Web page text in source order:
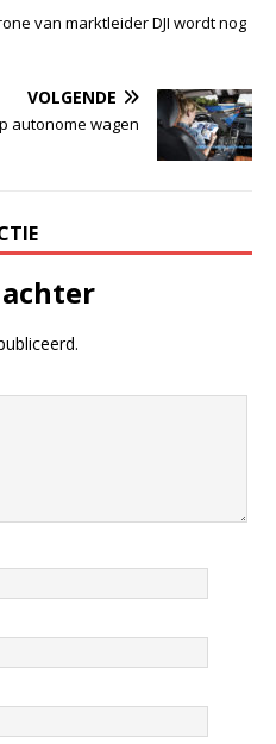
van marktleider DJI wordt nog
VOLGENDE
autonome wagen